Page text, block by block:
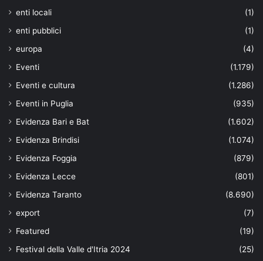
enti locali
(1)
enti pubblici
(1)
europa
(4)
Eventi
(1.179)
Eventi e cultura
(1.286)
Eventi in Puglia
(935)
Evidenza Bari e Bat
(1.602)
Evidenza Brindisi
(1.074)
Evidenza Foggia
(879)
Evidenza Lecce
(801)
Evidenza Taranto
(8.690)
export
(7)
Featured
(19)
Festival della Valle d'Itria 2024
(25)